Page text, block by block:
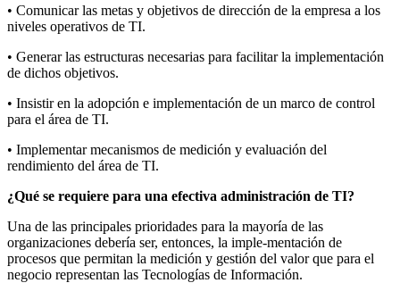
• Comunicar las metas y objetivos de dirección de la empresa a los
niveles operativos de TI.
• Generar las estructuras necesarias para facilitar la implementación
de dichos objetivos.
• Insistir en la adopción e implementación de un marco de control
para el área de TI.
• Implementar mecanismos de medición y evaluación del
rendimiento del área de TI.
¿Qué se requiere para una efectiva administración de TI?
Una de las principales prioridades para la mayoría de las
organizaciones debería ser, entonces, la imple-mentación de
procesos que permitan la medición y gestión del valor que para el
negocio representan las Tecnologías de Información.